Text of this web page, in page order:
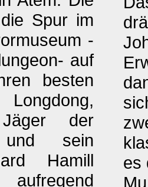
Spur im
-
auf
besten
Jäger der
und sein
Hamill
es